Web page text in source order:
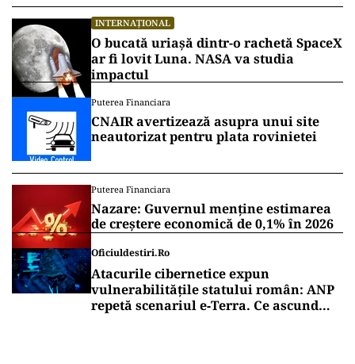
INTERNAȚIONAL
O bucată uriașă dintr-o rachetă SpaceX
ar fi lovit Luna. NASA va studia
impactul
Puterea Financiara
CNAIR avertizează asupra unui site
neautorizat pentru plata rovinietei
Puterea Financiara
Nazare: Guvernul menține estimarea
de creștere economică de 0,1% în 2026
Oficiuldestiri.ro
Atacurile cibernetice expun
vulnerabilitățile statului român: ANP
repetă scenariul e‑Terra. Ce ascund